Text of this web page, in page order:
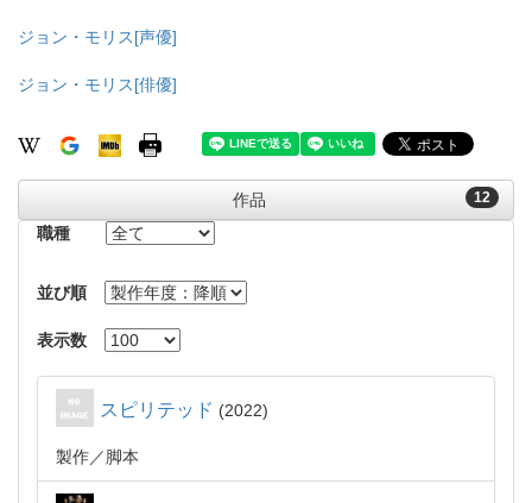
ジョン・モリス[声優]
ジョン・モリス[俳優]
12
作品
職種
並び順
表示数
スピリテッド 2022
製作 脚本